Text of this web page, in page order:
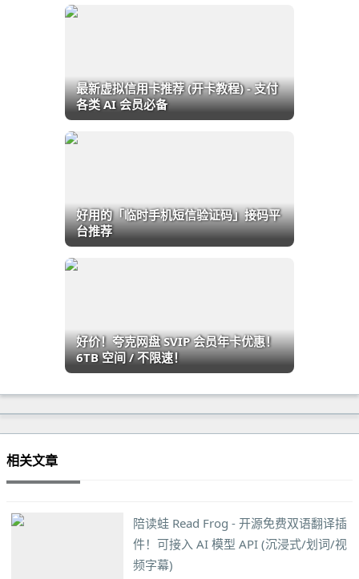
最新虚拟信用卡推荐 (开卡教程) - 支付
各类 AI 会员必备
好用的「临时手机短信验证码」接码平
台推荐
好价！夸克网盘 SVIP 会员年卡优惠！
6TB 空间 / 不限速！
相关文章
陪读蛙 Read Frog - 开源免费双语翻译插
件！可接入 AI 模型 API (沉浸式/划词/视
频字幕)